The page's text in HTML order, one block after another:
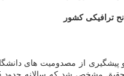
پیشگیری از مصدومیت های